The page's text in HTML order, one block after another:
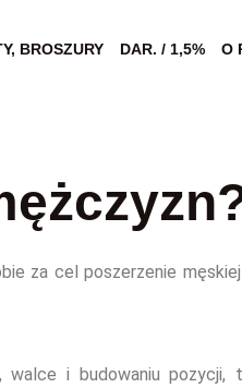
BROSZURY DAR. / 1,5% O
za cel poszerzenie
walce i budowaniu